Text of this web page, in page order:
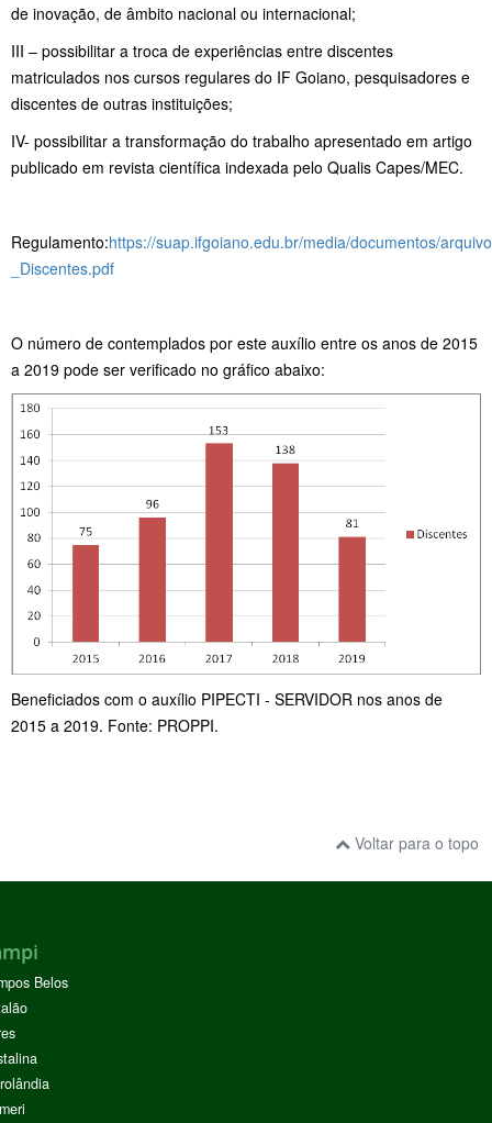
de inovação, de âmbito nacional ou internacional;
III – possibilitar a troca de experiências entre discentes
matriculados nos cursos regulares do IF Goiano, pesquisadores e
discentes de outras instituições;
IV- possibilitar a transformação do trabalho apresentado em artigo
publicado em revista científica indexada pelo Qualis Capes/MEC.
Regulamento:https://suap.ifgoiano.edu.br/media/documentos/
_Discentes.pdf
O número de contemplados por este auxílio entre os anos de 2015
a 2019 pode ser verificado no gráfico abaixo:
Beneficiados com o auxílio PIPECTI - SERVIDOR nos anos de
2015 a 2019. Fonte: PROPPI.
Voltar para o topo
Belos